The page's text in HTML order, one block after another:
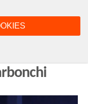
retour de